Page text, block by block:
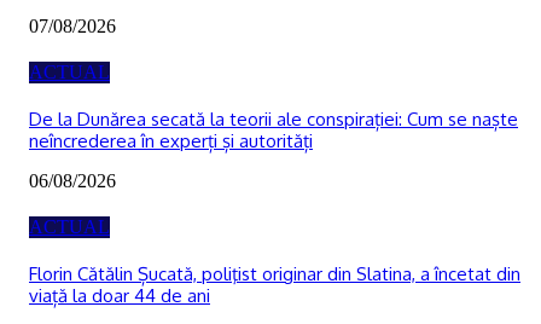
07/08/2026
ACTUAL
De la Dunărea secată la teorii ale conspirației: Cum se naște
neîncrederea în experți și autorități
06/08/2026
ACTUAL
Florin Cătălin Șucată, poliţist originar din Slatina, a încetat din
viață la doar 44 de ani